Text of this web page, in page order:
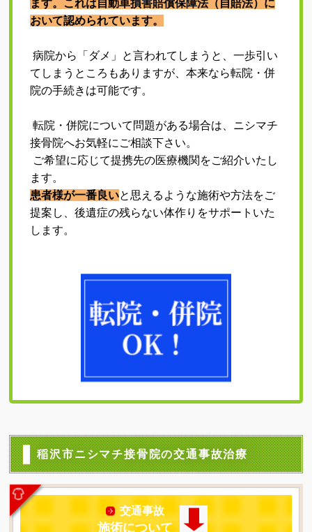
お知らせ
ます。これは自動車損害賠償保障法（自賠法）に
おいて認められています。
病院から「ダメ」と言われてしまうと、一歩引い
てしまうところもありますが、本来なら転院・併
院の手続きは可能です。
転院・併院について問題がある場合は、ニシマチ
接骨院へお気軽にご相談下さい。
ご希望に応じて提携先の医療機関をご紹介いたし
ます。
患者様が一番良いと思えるような施術や方法をご
提案し、後遺症の残らない体作りをサポートいた
します。
稲沢市ニシマチ接骨院の交通事故治療
交通事故
施術について